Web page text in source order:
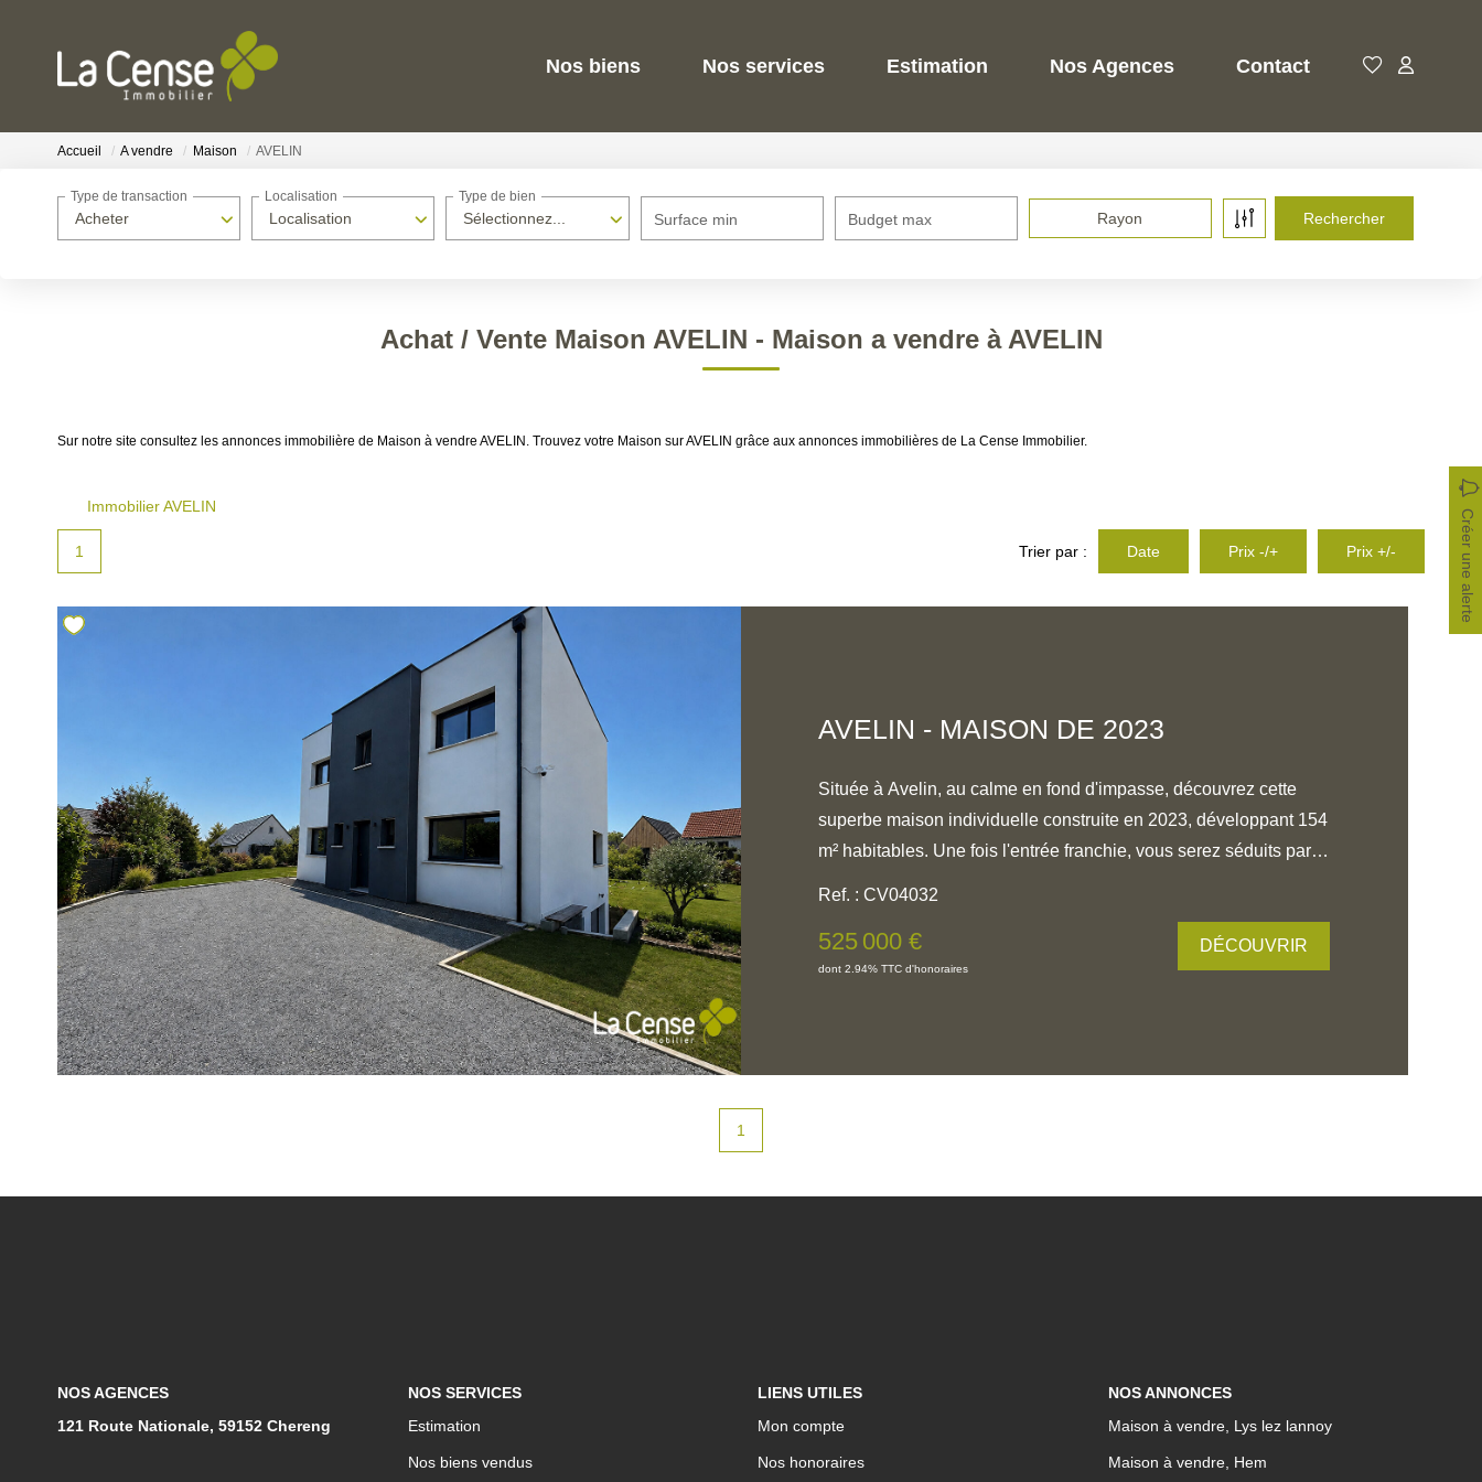
Nos biens Nos services Estimation Nos Agences Contact
Accueil A vendre Maison AVELIN
Acheter
Type de transaction
Localisation
Localisation
Sélectionnez...
Type de bien
Surface min Budget max Rayon
Achat / Vente Maison AVELIN - Maison a vendre à AVELIN
Sur notre site consultez les annonces immobilière de Maison à vendre AVELIN. Trouvez votre Maison sur AVELIN grâce aux annonces immobilières de La Cense Immobilier.
Immobilier AVELIN
Créer une alerte
1 Trier par : Date Prix -/+ Prix +/-
AVELIN - MAISON DE 2023
Située à Avelin, au calme en fond d'impasse, découvrez cette
superbe maison individuelle construite en 2023, développant 154
m² habitables. Une fois l'entrée franchie, vous serez séduits par
agréable salon cocooning . Le tout bénéficie d'une belle
luminosité et d'une ouverture sur l'extérieur. Toujours au rez-de-
Ref. : CV04032
525 000 €
dont 2.94% TTC d'honoraires
DÉCOUVRIR
1
NOS AGENCES
121 Route Nationale, 59152 Chereng
NOS SERVICES
Estimation
Nos biens vendus
LIENS UTILES
Mon compte
Nos honoraires
NOS ANNONCES
Maison à vendre, Lys lez lannoy
Maison à vendre, Hem